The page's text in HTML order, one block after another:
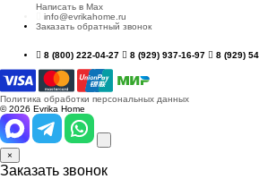
Написать в Max
info@evrikahome.ru
Заказать обратный звонок
8 (800) 222-04-27 8 (929) 937-16-97 8 (929)
Политика обработки персональных данных
© 2026 Evrika Home
×
Заказать звонок